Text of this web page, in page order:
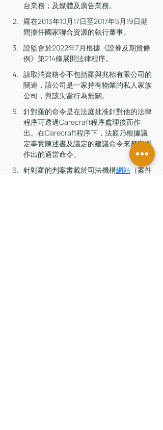
台業務；及媒體及廣告業務。
羅在2013年10月17日至2017年5月19日期
間擔任國家聯合資源的執行董事。
證監會於2022年7月根據《證券及期貨條
例》第214條展開法律程序。
該取消資格令不包括羅與兆栢有限公司的
關連，該公司是一家持有物業的私人家族
公司，與該失當行為無關。
針對羅的命令是在法庭批准針對他的法律
程序可透過Carecraft程序處理後而作
出。在Carecraft程序下，法庭乃根據議
定事實陳述書及議定的建議命令來釐定擬
作出的適當命令。
針對羅的判案書載於司法機構網站 （案件